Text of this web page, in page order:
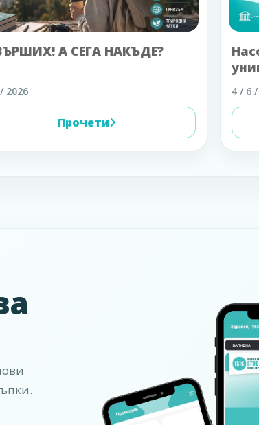
А СЕГА НАКЪДЕ?
2026
Прочети
4 / 6